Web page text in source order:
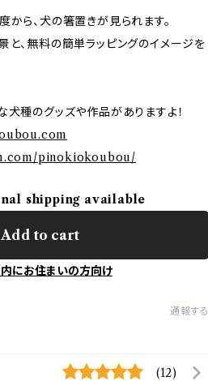
ら、犬の箸置きが見られます。
、無料の簡単ラッピングのイメージを
種のグッズや作品がありますよ！
pinokiokoubou/
shipping available
Add to cart
にお住まいの方向け
通報する
(12)